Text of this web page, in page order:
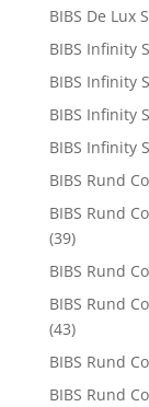
BIBS De Lux
BIBS Infinity
BIBS Infinity
BIBS Infinity
BIBS Infinity
BIBS Rund
BIBS Rund
(39)
BIBS Rund
BIBS Rund
(43)
BIBS Rund
BIBS Rund